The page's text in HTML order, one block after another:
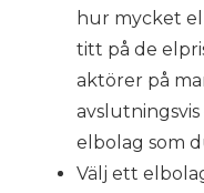
hur mycket
titt på de
aktörer på
elbolag som
Välj ett